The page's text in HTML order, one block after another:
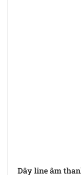
Dây line âm